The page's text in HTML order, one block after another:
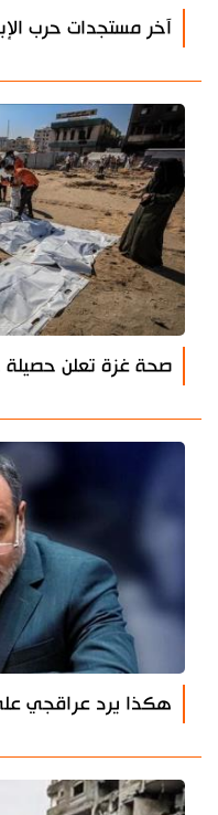
آخر مستجدات حرب
صحة غزة تعلن حصيلة
هكذا يرد عراقجي